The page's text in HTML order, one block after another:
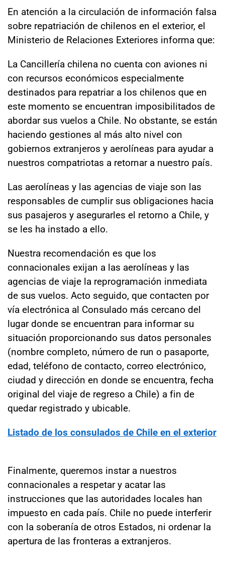
En atención a la circulación de información falsa
sobre repatriación de chilenos en el exterior, el
Ministerio de Relaciones Exteriores informa que:
La Cancillería chilena no cuenta con aviones ni
con recursos económicos especialmente
destinados para repatriar a los chilenos que en
este momento se encuentran imposibilitados de
abordar sus vuelos a Chile. No obstante, se están
haciendo gestiones al más alto nivel con
gobiernos extranjeros y aerolíneas para ayudar a
nuestros compatriotas a retornar a nuestro país.
Las aerolíneas y las agencias de viaje son las
responsables de cumplir sus obligaciones hacia
sus pasajeros y asegurarles el retorno a Chile, y
se les ha instado a ello.
Nuestra recomendación es que los
connacionales exijan a las aerolíneas y las
agencias de viaje la reprogramación inmediata
de sus vuelos. Acto seguido, que contacten por
vía electrónica al Consulado más cercano del
lugar donde se encuentran para informar su
situación proporcionando sus datos personales
(nombre completo, número de run o pasaporte,
edad, teléfono de contacto, correo electrónico,
ciudad y dirección en donde se encuentra, fecha
original del viaje de regreso a Chile) a fin de
quedar registrado y ubicable.
Listado de los consulados de Chile en el exterior
Finalmente, queremos instar a nuestros
connacionales a respetar y acatar las
instrucciones que las autoridades locales han
impuesto en cada país. Chile no puede interferir
con la soberanía de otros Estados, ni ordenar la
apertura de las fronteras a extranjeros.